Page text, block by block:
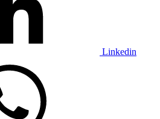
Linkedin